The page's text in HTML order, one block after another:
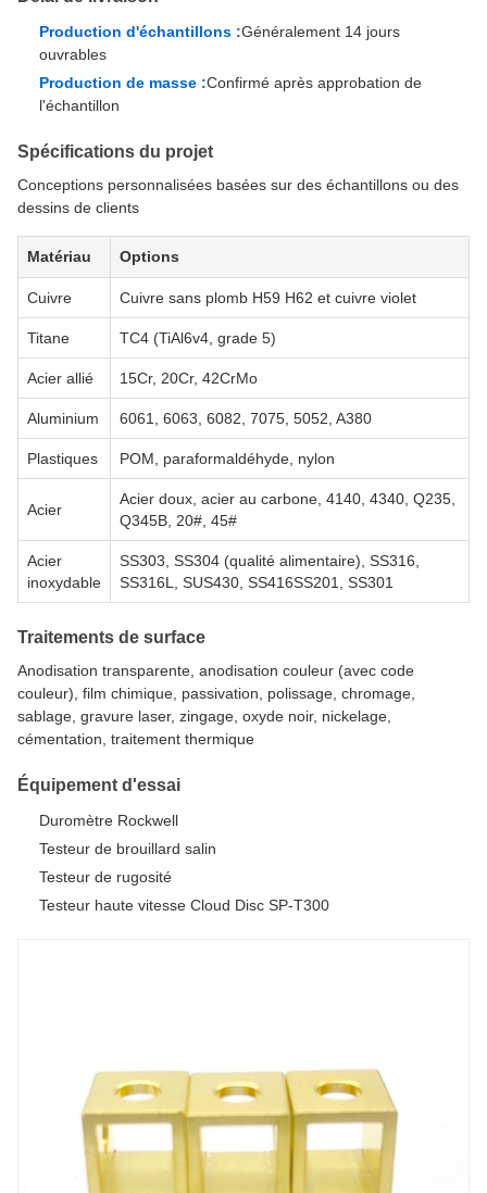
Production d'échantillons :Généralement 14 jours
ouvrables
Production de masse :Confirmé après approbation de
l'échantillon
Spécifications du projet
Conceptions personnalisées basées sur des échantillons ou des
dessins de clients
Matériau Options
Cuivre Cuivre sans plomb H59 H62 et cuivre violet
Titane TC4 (TiAl6v4, grade 5)
Acier allié 15Cr, 20Cr, 42CrMo
Aluminium 6061, 6063, 6082, 7075, 5052, A380
Plastiques POM, paraformaldéhyde, nylon
Acier
Acier doux, acier au carbone, 4140, 4340, Q235,
Q345B, 20#, 45#
Acier
inoxydable
SS303, SS304 (qualité alimentaire), SS316,
SS316L, SUS430, SS416SS201, SS301
Traitements de surface
Anodisation transparente, anodisation couleur (avec code
couleur), film chimique, passivation, polissage, chromage,
sablage, gravure laser, zingage, oxyde noir, nickelage,
cémentation, traitement thermique
Équipement d'essai
Duromètre Rockwell
Testeur de brouillard salin
Testeur de rugosité
Testeur haute vitesse Cloud Disc SP-T300